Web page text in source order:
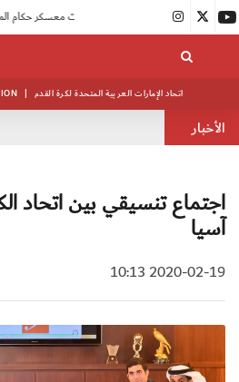
| اتحاد الإمارات العربية المتحدة لكرة القدم
الأخبار
اجتماع تنسيقي بين اتحاد
آسيا
2020-02-19 10:13